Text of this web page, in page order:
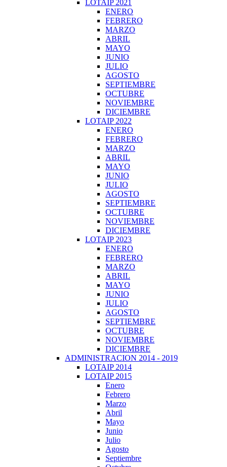
LOTAIP 2021
ENERO
FEBRERO
MARZO
ABRIL
MAYO
JUNIO
JULIO
AGOSTO
SEPTIEMBRE
OCTUBRE
NOVIEMBRE
DICIEMBRE
LOTAIP 2022
ENERO
FEBRERO
MARZO
ABRIL
MAYO
JUNIO
JULIO
AGOSTO
SEPTIEMBRE
OCTUBRE
NOVIEMBRE
DICIEMBRE
LOTAIP 2023
ENERO
FEBRERO
MARZO
ABRIL
MAYO
JUNIO
JULIO
AGOSTO
SEPTIEMBRE
OCTUBRE
NOVIEMBRE
DICIEMBRE
ADMINISTRACION 2014 - 2019
LOTAIP 2014
LOTAIP 2015
Enero
Febrero
Marzo
Abril
Mayo
Junio
Julio
Agosto
Septiembre